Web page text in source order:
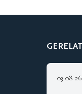
03 08 26